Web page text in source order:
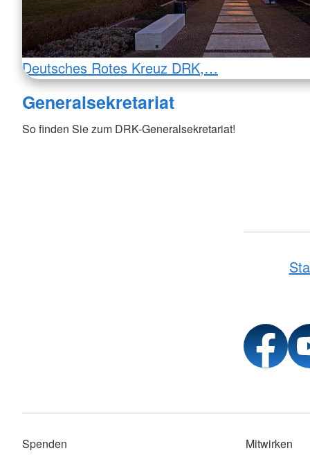
Deutsches Rotes Kreuz DRK,…
Generalsekretariat
So finden Sie zum DRK-Generalsekretariat!
Spenden Mitwirken